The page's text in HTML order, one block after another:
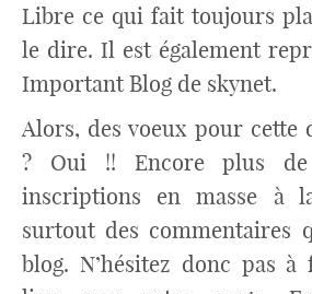
Libre ce qui fait toujours
le dire. Il est également
Important Blog de skynet.
Alors, des voeux pour cette
? Oui !! Encore plus de
inscriptions en masse à
surtout des commentaires
blog. N’hésitez donc pas